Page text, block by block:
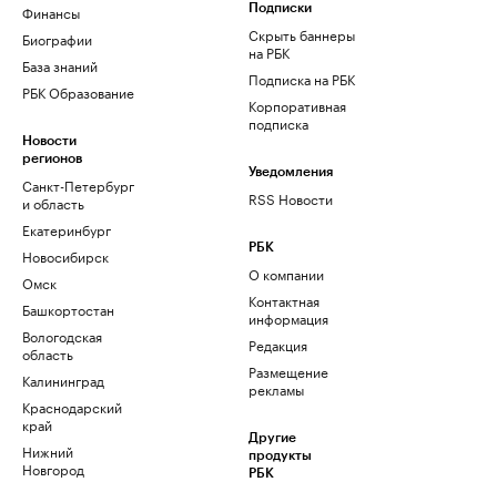
Финансы
Биографии
База знаний
РБК Образование
Новости
регионов
Санкт-Петербург
и область
Екатеринбург
Новосибирск
Омск
Башкортостан
Вологодская
область
Калининград
Краснодарский
край
Нижний
Новгород
Подписки
Скрыть баннеры
на РБК
Подписка на РБК
Корпоративная
подписка
Уведомления
RSS Новости
РБК
О компании
Контактная
информация
Редакция
Размещение
рекламы
Другие
продукты
РБК